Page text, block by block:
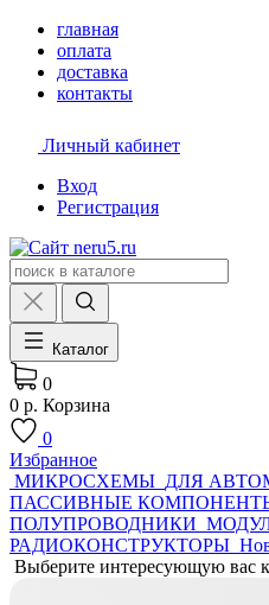
главная
оплата
доставка
контакты
Личный кабинет
Вход
Регистрация
Каталог
0
0 р. Корзина
0
Избранное
МИКРОСХЕМЫ ДЛЯ
ПАССИВНЫЕ
ПОЛУПРОВОДНИКИ
РАДИОКОНСТРУКТОРЫ
Выберите интересующую вас